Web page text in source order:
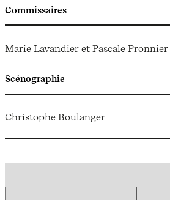
Commissaires
Marie Lavandier et Pascale Pronnier
Scénographie
Christophe Boulanger